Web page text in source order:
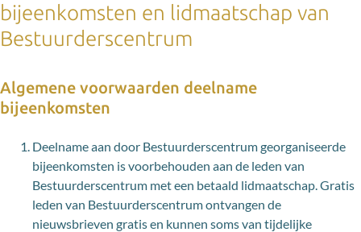
bijeenkomsten en lidmaatschap van
Bestuurderscentrum
Algemene voorwaarden deelname
bijeenkomsten
Deelname aan door Bestuurderscentrum georganiseerde
bijeenkomsten is voorbehouden aan de leden van
Bestuurderscentrum met een betaald lidmaatschap. Gratis
leden van Bestuurderscentrum ontvangen de
nieuwsbrieven gratis en kunnen soms van tijdelijke